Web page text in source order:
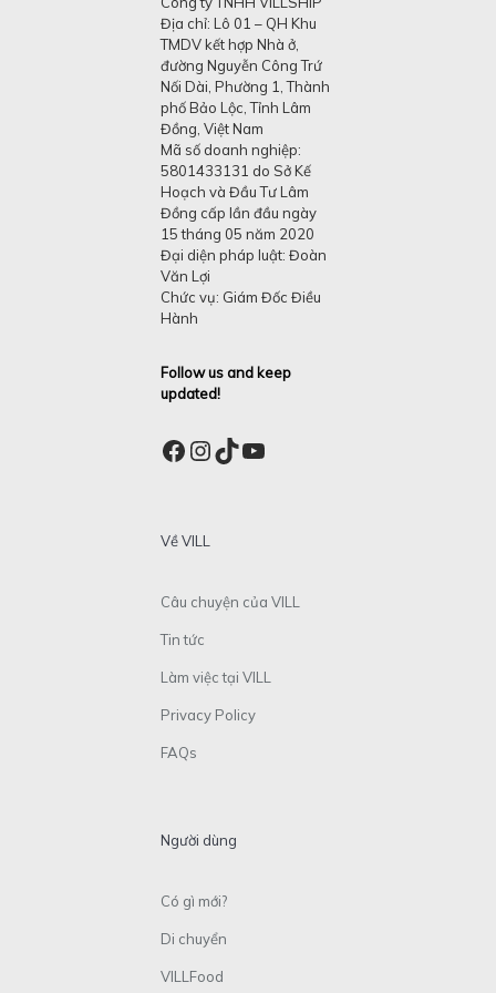
Địa chỉ: Lô 01 – QH Khu
TMDV kết hợp Nhà ở,
đường Nguyễn Công Trứ
Nối Dài, Phường 1, Thành
phố Bảo Lộc, Tỉnh Lâm
Đồng, Việt Nam
Mã số doanh nghiệp:
5801433131 do Sở Kế
Hoạch và Đầu Tư Lâm
Đồng cấp lần đầu ngày
15 tháng 05 năm 2020
Đại diện pháp luật: Đoàn
Văn Lợi
Chức vụ: Giám Đốc Điều
Hành
Follow us and keep
updated!
Facebook
Instagram
TikTok
YouTube
Về VILL
Câu chuyện của VILL
Tin tức
Làm việc tại VILL
Privacy Policy
FAQs
Người dùng
Có gì mới?
Di chuyển
VILLFood